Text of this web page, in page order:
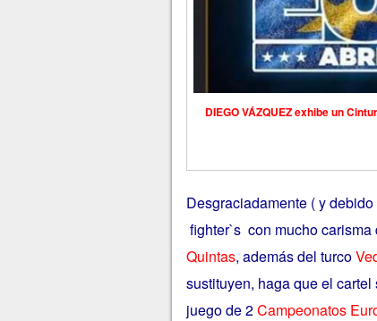
DIEGO VÁZQUEZ exhibe un
Desgraciadamente ( y
fighter`s con mucho
Quintas, además del turco
sustituyen, haga que el
juego de 2Campeonatos